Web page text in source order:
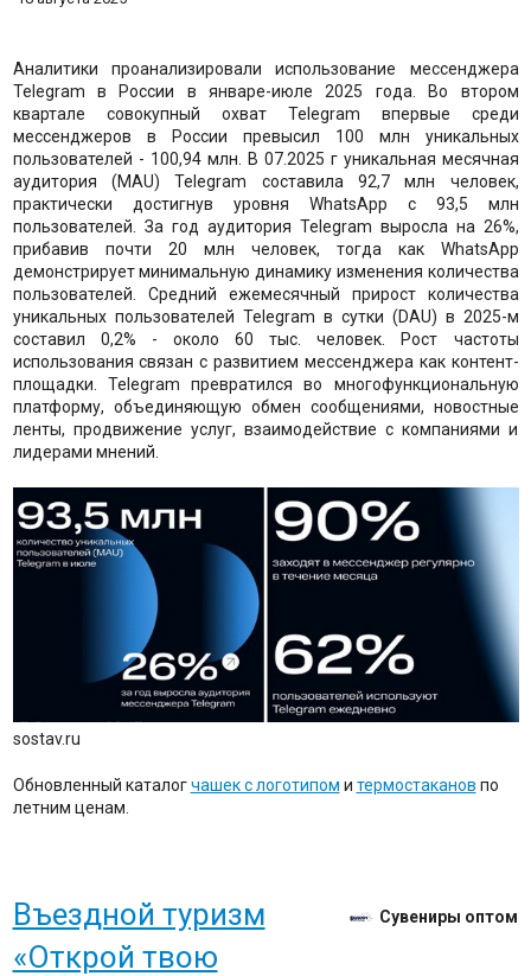
Аналитики проанализировали использование мессенджера
Telegram в России в январе-июле 2025 года. Во втором
квартале совокупный охват Telegram впервые среди
мессенджеров в России превысил 100 млн уникальных
пользователей - 100,94 млн. В 07.2025 г уникальная месячная
аудитория (MAU) Telegram составила 92,7 млн человек,
практически достигнув уровня WhatsApp с 93,5 млн
пользователей. За год аудитория Telegram выросла на 26%,
прибавив почти 20 млн человек, тогда как WhatsApp
демонстрирует минимальную динамику изменения количества
пользователей. Средний ежемесячный прирост количества
уникальных пользователей Telegram в сутки (DAU) в 2025-м
составил 0,2% - около 60 тыс. человек. Рост частоты
использования связан с развитием мессенджера как контент-
площадки. Telegram превратился во многофункциональную
платформу, объединяющую обмен сообщениями, новостные
ленты, продвижение услуг, взаимодействие с компаниями и
лидерами мнений.
sostav.ru
Обновленный каталогчашек с логотипом и термостаканов по
летним ценам.
Въездной туризм
«Открой твою
Сувениры оптом